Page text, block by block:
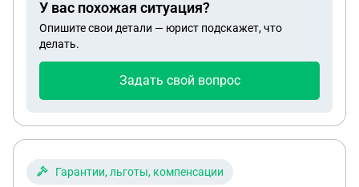
У вас похожая ситуация?
Опишите свои детали — юрист подскажет, что
делать.
Задать свой вопрос
Гарантии, льготы, компенсации